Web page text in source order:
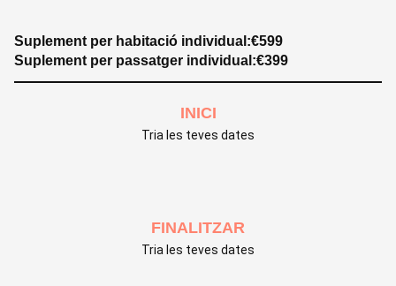
Suplement per habitació individual:€599
Suplement per passatger individual:€399
INICI
Tria les teves dates
FINALITZAR
Tria les teves dates